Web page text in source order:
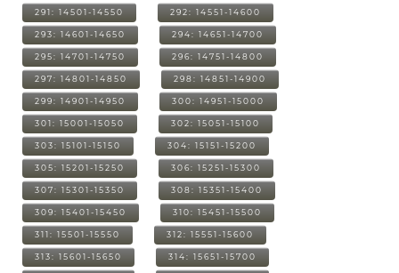
291: 14501-14550 292: 14551-14600
293: 14601-14650 294: 14651-14700
295: 14701-14750 296: 14751-14800
297: 14801-14850 298: 14851-14900
299: 14901-14950 300: 14951-15000
301: 15001-15050 302: 15051-15100
303: 15101-15150 304: 15151-15200
305: 15201-15250 306: 15251-15300
307: 15301-15350 308: 15351-15400
309: 15401-15450 310: 15451-15500
311: 15501-15550 312: 15551-15600
313: 15601-15650 314: 15651-15700